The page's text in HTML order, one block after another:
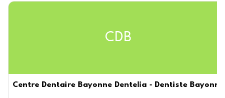
CDB
Centre Dentaire Bayonne Dentelia - Dentiste Bayonne